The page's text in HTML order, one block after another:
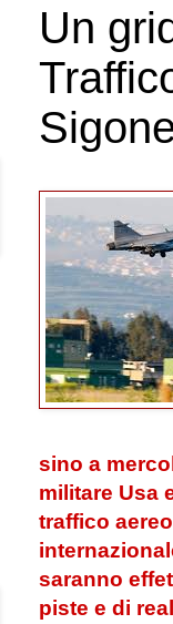
Un
sino a
militare Usa
traffico
saranno
piste e di